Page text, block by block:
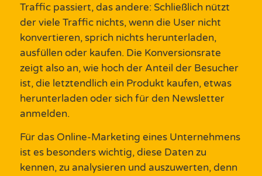
Traffic passiert, das andere: Schließlich nützt
der viele Traffic nichts, wenn die User nicht
konvertieren, sprich nichts herunterladen,
ausfüllen oder kaufen. Die Konversionsrate
zeigt also an, wie hoch der Anteil der Besucher
ist, die letztendlich ein Produkt kaufen, etwas
herunterladen oder sich für den Newsletter
anmelden.
Für das Online-Marketing eines Unternehmens
ist es besonders wichtig, diese Daten zu
kennen, zu analysieren und auszuwerten, denn